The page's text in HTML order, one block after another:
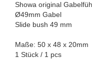
Showa original
Ø49mm Gabel
Slide bush 49 mm
Maße: 50 x 48 x 20mm
1 Stück / 1 pcs